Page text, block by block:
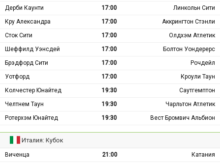
Дерби Каунти
17:00
Линкольн Сити
Кру Александра
17:00
Аккрингтон Стэнли
Сток Сити
17:00
Олдхэм Атлетик
Шеффилд Уэнсдей
17:00
Болтон Уондерерс
Брэдфорд Сити
17:00
Рочдейл
Уотфорд
17:00
Кроули Таун
Колчестер Юнайтед
19:30
Саутгемптон
Челтнем Таун
19:30
Чарльтон Атлетик
Ротерхэм Юнайтед
19:30 Вест Бромвич Альбион
Италия: Кубок
Виченца 21:00
Катания